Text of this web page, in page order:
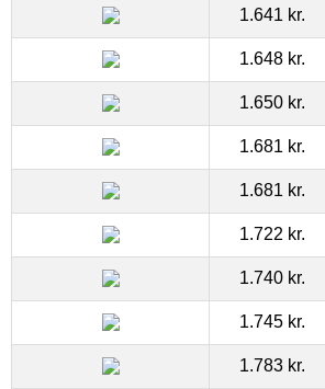
1.641 kr.
1.648 kr.
1.650 kr.
1.681 kr.
1.681 kr.
1.722 kr.
1.740 kr.
1.745 kr.
1.783 kr.